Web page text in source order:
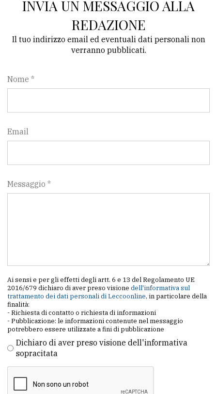
INVIA UN MESSAGGIO ALLA
REDAZIONE
Il tuo indirizzo email ed eventuali dati personali non
verranno pubblicati.
Nome *
Email
Messaggio *
Ai sensi e per gli effetti degli artt. 6 e 13 del Regolamento UE
2016/679 dichiaro di aver preso visione dell'informativa sul
trattamento dei dati personali di Leccoonline, in particolare della
finalità:
- Richiesta di contatto o richiesta di informazioni
- Pubblicazione: le informazioni contenute nel messaggio
potrebbero essere utilizzate a fini di pubblicazione
Dichiaro di aver preso visione dell'informativa
sopracitata